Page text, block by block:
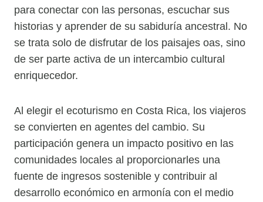
para conectar con las personas, escuchar sus
historias y aprender de su sabiduría ancestral. No
se trata solo de disfrutar de los paisajes oas, sino
de ser parte activa de un intercambio cultural
enriquecedor.
Al elegir el ecoturismo en Costa Rica, los viajeros
se convierten en agentes del cambio. Su
participación genera un impacto positivo en las
comunidades locales al proporcionarles una
fuente de ingresos sostenible y contribuir al
desarrollo económico en armonía con el medio